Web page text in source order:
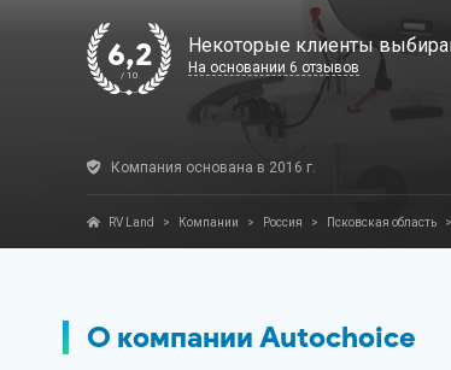
6,2
/ 10
Некоторые клиенты
На основании 6 отзывов
Компания основана в 2016 г.
RV Land > Компании > Россия > Псковская область >
О компании Autochoice